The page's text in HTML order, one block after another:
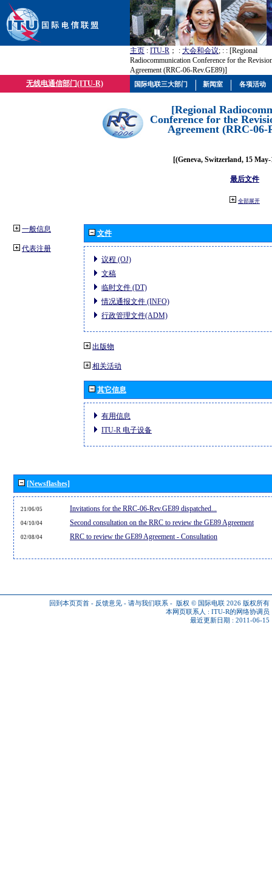
主页 : ITU-R ； : 大会和会议; : : [Regional
Radiocommunication Conference for the
Agreement (RRC-06-Rev.GE89)]
无线电通信部门(ITU-R)
[Regional
Conference for the
Agreement (RRC-06-
[(Geneva, Switzerland, 15
最后文件
全部展开
一般信息
代表注册
文件
议程 (OJ)
文稿
临时文件 (DT)
情况通报文件 (INFO)
行政管理文件(ADM)
出版物
相关活动
其它信息
有用信息
ITU-R 电子设备
[Newsflashes]
21/06/05 Invitations for the RRC-06-Rev.GE89 dispatched...
04/10/04 Second consultation on the RRC to review the GE89 Agreement
02/08/04 RRC to review the GE89 Agreement - Consultation
回到本页页首 - 反馈意见 - 请与我们联系 - 版权 © 国际电联 2026 版权所有
本网页联系人 : ITU-R的网络协调员
最近更新日期 : 2011-06-15
国际电联三大部门 新闻室 各项活动